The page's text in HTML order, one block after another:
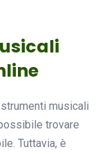
musicali
trovare
Tuttavia, è